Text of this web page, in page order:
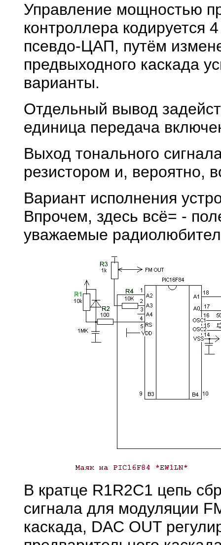
Управление мощностью
контроллера кодируется
псевдо-ЦАП, путём
предвыходного каскада
варианты.
Отдельный вывод
единица передача
Выход тонального
резистором и, вероятно,
Вариант исполнения
Впрочем, здесь всё= -
уважаемые
В кратце R1R2C1 цепь
сигнала для модуляции
каскада, DAC OUT